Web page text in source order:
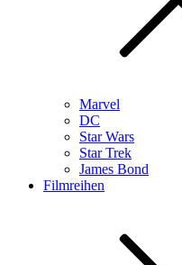
Marvel
DC
Star Wars
Star Trek
James Bond
Filmreihen